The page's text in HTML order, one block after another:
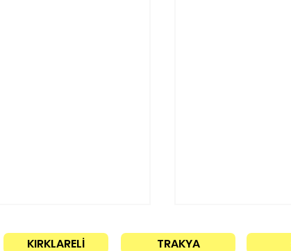
KIRKLARELİ TRAKYA